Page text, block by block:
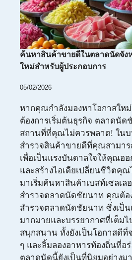
ค้นหาสินค้าขายดีในตลาดนัดจัง
ใหม่สำหรับผู้ประกอบการ
05/02/2026
หากคุณกำลังมองหาโอกาสให
ต้องการเริ่มต้นธุรกิจ ตลาดนัด
สถานที่ที่คุณไม่ควรพลาด! ในบ
สำรวจสินค้าขายดีที่คุณสามาร
เพื่อเป็นแรงบันดาลใจให้คุณออ
และสร้างไอเดียเปลี่ยนชีวิตคุ
มาเริ่มค้นหาสินค้าเบสท์เซลเล
สำรวจตลาดนัดชัยนาท คุณต้อ
สำรวจตลาดนัดชัยนาท ซึ่งเป็
มากมายและบรรยากาศที่เต็ม
สนุกสนาน ทั้งยังเป็นโอกาสดีที่
ๆ และลิ้มลองอาหารท้องถิ่นที่อ
ตลาดนัดนี้ยังเป็นที่นิยมอย่างม